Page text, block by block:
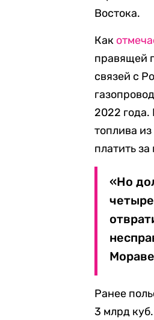
Востока.
Как
правящей
связей с
2022 года.
топлива
платить за
«Но
Ранее
3 млрд